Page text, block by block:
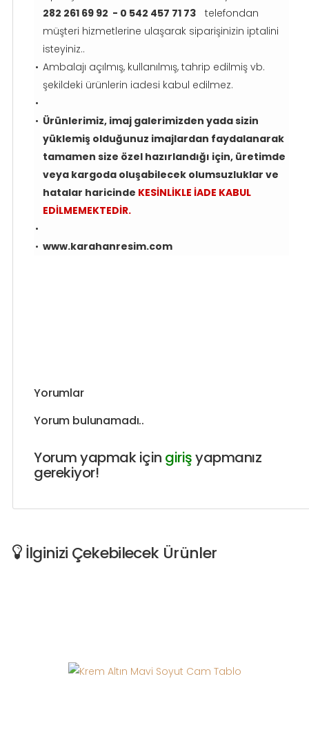
282 261 69 92 - 0 542 457 71 73
telefondan
müşteri hizmetlerine ulaşarak siparişinizin iptalini
isteyiniz..
Ambalajı açılmış, kullanılmış, tahrip edilmiş vb.
şekildeki ürünlerin iadesi kabul edilmez.
Ürünlerimiz, imaj galerimizden yada sizin
yüklemiş olduğunuz imajlardan faydalanarak
tamamen size özel hazırlandığı için, üretimde
veya kargoda oluşabilecek olumsuzluklar ve
hatalar haricinde KESİNLİKLE İADE KABUL
EDİLMEMEKTEDİR.
www.karahanresim.com
Yorumlar
Yorum bulunamadı..
Yorum yapmak için girişyapmanız
gerekiyor!
İlginizi Çekebilecek Ürünler